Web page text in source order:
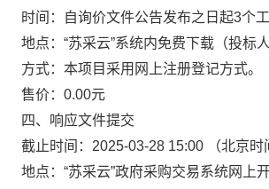
时间：
自询价文件公告发布之日起3个
地点： “苏采云”系统内免费下载（投标
方式： 本项目采用网上注册登记方式。
售价： 0.00元
四、响应文件提交
截止时间： 2025-03-28 15:00 （北京时
地点： “苏采云”政府采购交易系统网上